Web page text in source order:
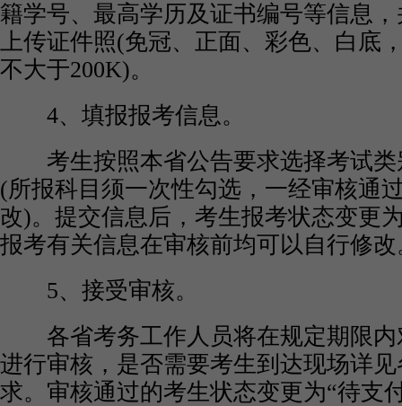
籍学号、最高学历及证书编号等信息
上传证件照(免冠、正面、彩色、白底
不大于200K)。
4、填报报考信息。
考生按照本省公告要求选择考试类
(所报科目须一次性勾选，一经审核通
改)。提交信息后，考生报考状态变更
报考有关信息在审核前均可以自行修改
5、接受审核。
各省考务工作人员将在规定期限内
进行审核，是否需要考生到达现场详
求。审核通过的考生状态变更为“待支